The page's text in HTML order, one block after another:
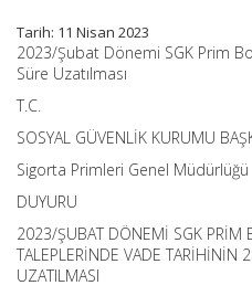
Tarih: 11 Nisan 2023
2023/Şubat Dönemi SGK Prim
Süre Uzatılması
T.C.
SOSYAL GÜVENLİK KURUMU
Sigorta Primleri Genel Müdürlüğü
DUYURU
2023/ŞUBAT DÖNEMİ SGK PRİM
TALEPLERİNDE VADE TARİHİNİN
UZATILMASI